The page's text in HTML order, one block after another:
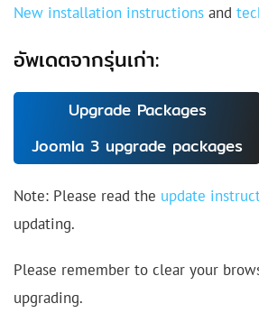
New installation instructions and
อัพเดตจากรุ่นเก่า:
Upgrade Packages
Joomla 3 upgrade packages
Note: Please read the update
updating.
Please remember to clear your
upgrading.